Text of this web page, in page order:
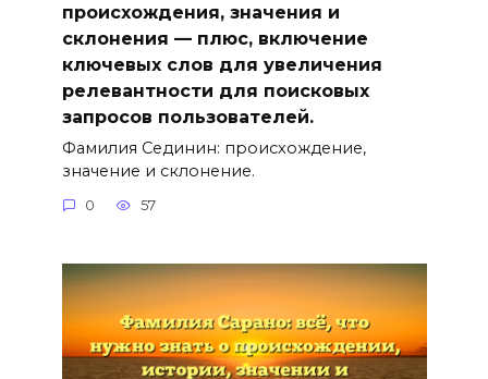
происхождения, значения и
склонения — плюс, включение
ключевыx слов для увеличения
релевантности для поисковых
запросов пользователей.
Фамилия Сединин: происхождение,
значение и склонение.
0 57